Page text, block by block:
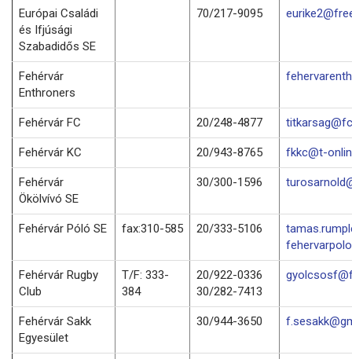
Európai Családi
és Ifjúsági
Szabadidős SE
70/217-9095
Fehérvár
Enthroners
Fehérvár FC 20/248-4877
Fehérvár KC 20/943-8765 fkkc@t-
Fehérvár
Ökölvívó SE
30/300-1596
Fehérvár Póló SE fax:310-585 20/333-5106
Fehérvár Rugby
Club
T/F: 333-
384
20/922-0336
30/282-7413
Fehérvár Sakk
Egyesület
30/944-3650